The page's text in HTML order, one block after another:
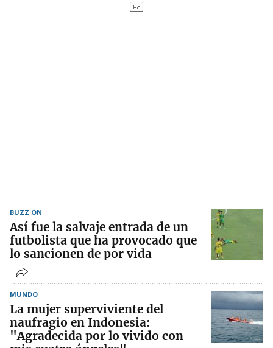
BUZZ ON
Así fue la salvaje entrada de un
futbolista que ha provocado que
lo sancionen de por vida
MUNDO
La mujer superviviente del
naufragio en Indonesia:
"Agradecida por lo vivido con